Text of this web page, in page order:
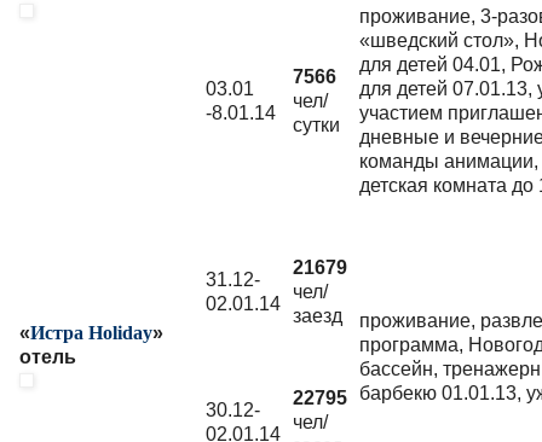
03.01
-8.01.14
7566
чел/
сутки
проживание, 3-
«шведский стол»,
для детей 04.01,
для детей 07.01.13,
участием
дневные и
команды анимации,
детская комната до
«Истра Holiday»
отель
31.12-
02.01.14
21679
чел/
заезд
проживание,
программа,
бассейн,
барбекю 01.01.13,
30.12-
02.01.14
22795
чел/